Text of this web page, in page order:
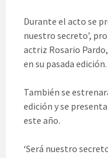
Durante el acto se
nuestro secreto’,
actriz Rosario
en su pasada edición.
También se
edición y se
este año.
‘Será nuestro